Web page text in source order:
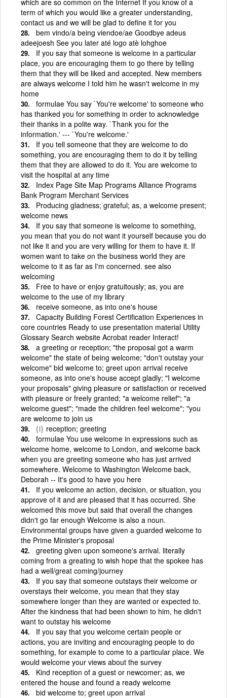
term of which you would like a greater understanding,
contact us and we will be glad to define it for you
bem vindo/a being viendoe/ae Goodbye adeus
adeejoesh See you later até logo atè lohghoe
If you say that someone is welcome in a particular
place, you are encouraging them to go there by telling
them that they will be liked and accepted. New members
are always welcome I told him he wasn't welcome in my
home
formulae You say `You're welcome' to someone who
has thanked you for something in order to acknowledge
their thanks in a polite way. `Thank you for the
information.' --- `You're welcome.'
If you tell someone that they are welcome to do
something, you are encouraging them to do it by telling
them that they are allowed to do it. You are welcome to
visit the hospital at any time
Index Page Site Map Programs Alliance Programs
Bank Program Merchant Services
Producing gladness; grateful; as, a welcome present;
welcome news
If you say that someone is welcome to something,
you mean that you do not want it yourself because you do
not like it and you are very willing for them to have it. If
women want to take on the business world they are
welcome to it as far as I'm concerned. see also
welcoming
Free to have or enjoy gratuitously; as, you are
welcome to the use of my library
receive someone, as into one's house
Capacity Building Forest Certification Experiences in
core countries Ready to use presentation material Utility
Glossary Search website Acrobat reader Interact!
a greeting or reception; "the proposal got a warm
welcome" the state of being welcome; "don't outstay your
welcome" bid welcome to; greet upon arrival receive
someone, as into one's house accept gladly; "I welcome
your proposals" giving pleasure or satisfaction or received
with pleasure or freely granted; "a welcome relief"; "a
welcome guest"; "made the children feel welcome"; "you
are welcome to join us
{i} reception; greeting
formulae You use welcome in expressions such as
welcome home, welcome to London, and welcome back
when you are greeting someone who has just arrived
somewhere. Welcome to Washington Welcome back,
Deborah -- It's good to have you here
If you welcome an action, decision, or situation, you
approve of it and are pleased that it has occurred. She
welcomed this move but said that overall the changes
didn't go far enough Welcome is also a noun.
Environmental groups have given a guarded welcome to
the Prime Minister's proposal
greeting given upon someone's arrival. literally
coming from a greating to wish hope that the spokee has
had a well/great coming/journey
If you say that someone outstays their welcome or
overstays their welcome, you mean that they stay
somewhere longer than they are wanted or expected to.
After the kindness that had been shown to him, he didn't
want to outstay his welcome
If you say that you welcome certain people or
actions, you are inviting and encouraging people to do
something, for example to come to a particular place. We
would welcome your views about the survey
Kind reception of a guest or newcomer; as, we
entered the house and found a ready welcome
bid welcome to; greet upon arrival